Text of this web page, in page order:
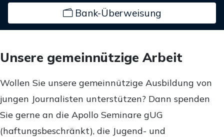
Bank-Überweisung
Unsere gemeinnützige Arbeit
Wollen Sie unsere gemeinnützige Ausbildung von
jungen Journalisten unterstützen? Dann spenden
Sie gerne an die Apollo Seminare gUG
(haftungsbeschränkt), die Jugend- und